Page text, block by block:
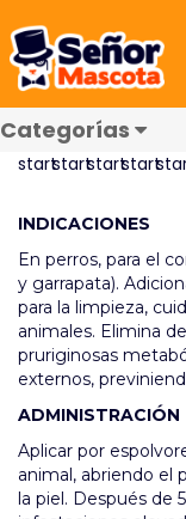
Categorías
Baño Seco
INDICACIONES
En perros, para el
y garrapata).
para la limpieza,
animales. Elimina
pruriginosas
externos,
ADMINISTRACIÓN
Aplicar por
animal, abriendo el
la piel. Después de